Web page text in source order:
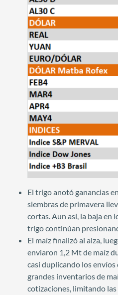
El trigo anotó ganancias
siembras de primavera
cortas. Aun así, la baja
trigo continúan
El maíz finalizó al alza,
enviaron 1,2 Mt de maíz
casi duplicando los
grandes inventarios de
cotizaciones, limitando